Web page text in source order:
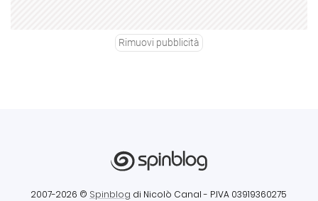
Rimuovi pubblicità
2007-2026 © Spinblog di Nicolò Canal - P.IVA 03919360275